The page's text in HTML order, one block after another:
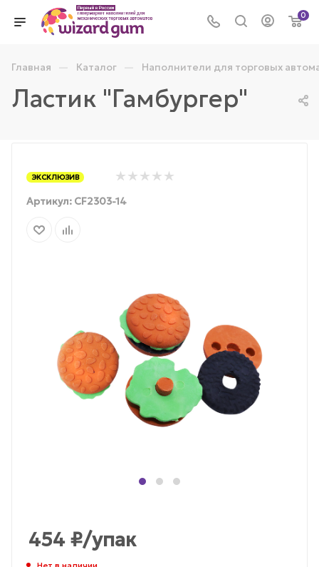
0
Главная — Каталог — Наполнители для торговых
Ластик "Гамбургер"
ЭКСКЛЮЗИВ
Артикул: CF2303-14
454 ₽/упак